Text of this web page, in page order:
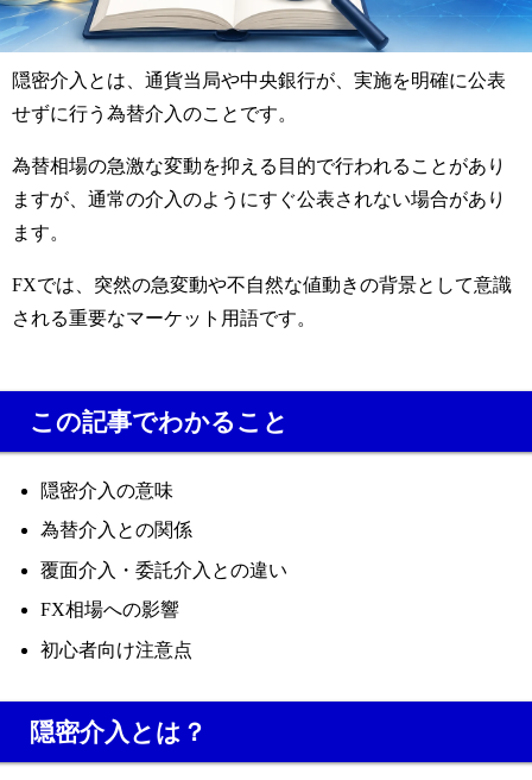
隠密介入とは、通貨当局や中央銀行が、実施を明確に公表
せずに行う為替介入のことです。
為替相場の急激な変動を抑える目的で行われることがあり
ますが、通常の介入のようにすぐ公表されない場合があり
ます。
FXでは、突然の急変動や不自然な値動きの背景として意識
される重要なマーケット用語です。
この記事でわかること
隠密介入の意味
為替介入との関係
覆面介入・委託介入との違い
FX相場への影響
初心者向け注意点
隠密介入とは？